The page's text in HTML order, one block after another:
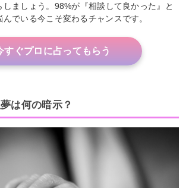
ましょう。98%が『相談して良かった』と
でいる今こそ変わるチャンスです。
すぐプロに占ってもらう
は何の暗示？